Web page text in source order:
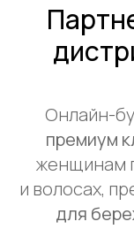
Онлайн-
премиум
женщинам
и волосах,
для